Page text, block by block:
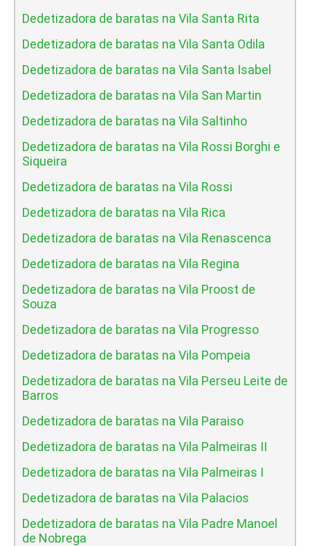
Dedetizadora de baratas na Vila Santa Rita
Dedetizadora de baratas na Vila Santa Odila
Dedetizadora de baratas na Vila Santa Isabel
Dedetizadora de baratas na Vila San Martin
Dedetizadora de baratas na Vila Saltinho
Dedetizadora de baratas na Vila Rossi Borghi e
Siqueira
Dedetizadora de baratas na Vila Rossi
Dedetizadora de baratas na Vila Rica
Dedetizadora de baratas na Vila Renascenca
Dedetizadora de baratas na Vila Regina
Dedetizadora de baratas na Vila Proost de
Souza
Dedetizadora de baratas na Vila Progresso
Dedetizadora de baratas na Vila Pompeia
Dedetizadora de baratas na Vila Perseu Leite de
Barros
Dedetizadora de baratas na Vila Paraiso
Dedetizadora de baratas na Vila Palmeiras II
Dedetizadora de baratas na Vila Palmeiras I
Dedetizadora de baratas na Vila Palacios
Dedetizadora de baratas na Vila Padre Manoel
de Nobrega